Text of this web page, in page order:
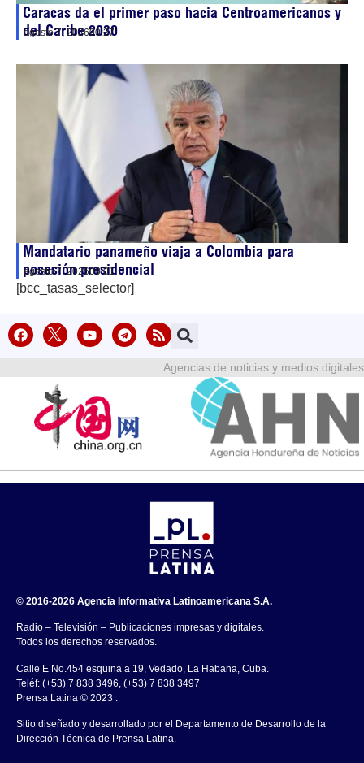
Caracas da el primer paso hacia Centroamericanos y
del Caribe 2030
agosto 7, 202600:27
Mandatario panameño viaja a Colombia para
posesión presidencial
agosto 7, 202600:01
[bcc_tasas_selector]
Agencias de noticias y medios digitales
© 2016-2026 Agencia Informativa Latinoamericana S.A.
Radio – Televisión – Publicaciones impresas y digitales.
Todos los derechos reservados.
Calle E No.454 esquina a 19, Vedado, La Habana, Cuba.
Teléf: (+53) 7 838 3496, (+53) 7 838 3497
Prensa Latina © 2023 .
Sitio diseñado y desarrollado por el Departamento de Desarrollo de la
Dirección Técnica de Prensa Latina.